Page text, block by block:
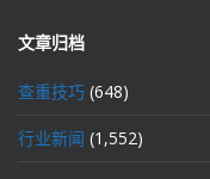
文章归档
查重技巧 (648)
行业新闻 (1,552)